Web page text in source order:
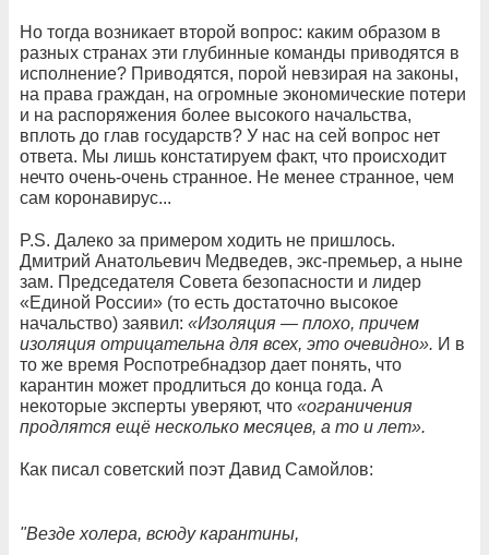
Но тогда возникает второй вопрос: каким образом в
разных странах эти глубинные команды приводятся в
исполнение? Приводятся, порой невзирая на законы,
на права граждан, на огромные экономические потери
и на распоряжения более высокого начальства,
вплоть до глав государств? У нас на сей вопрос нет
ответа. Мы лишь констатируем факт, что происходит
нечто очень-очень странное. Не менее странное, чем
сам коронавирус...
P.S. Далеко за примером ходить не пришлось.
Дмитрий Анатольевич Медведев, экс-премьер, а ныне
зам. Председателя Совета безопасности и лидер
«Единой России» (то есть достаточно высокое
начальство) заявил: «Изоляция — плохо, причем
изоляция отрицательна для всех, это очевидно». И в
то же время Роспотребнадзор дает понять, что
карантин может продлиться до конца года. А
некоторые эксперты уверяют, что «ограничения
продлятся ещё несколько месяцев, а то и лет».
Как писал советский поэт Давид Самойлов:
"Везде холера, всюду карантины,